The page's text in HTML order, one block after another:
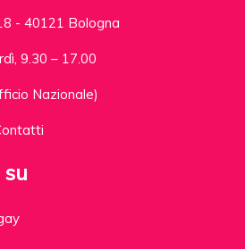
- 40121 Bologna
9.30 – 17.00
Nazionale)